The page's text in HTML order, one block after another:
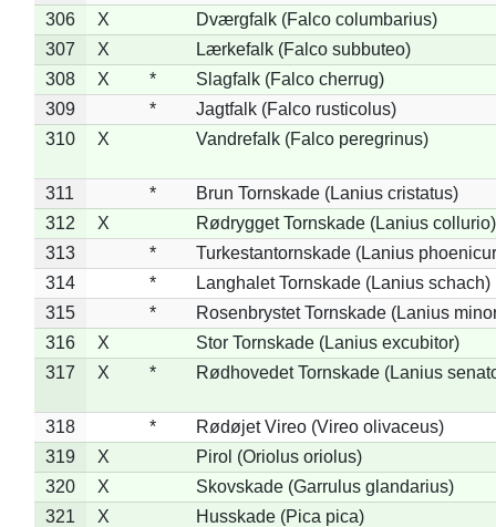
306
X
Dværgfalk (Falco columbarius)
307
X
Lærkefalk (Falco subbuteo)
308
X *
Slagfalk (Falco cherrug)
309
*
Jagtfalk (Falco rusticolus)
310
X Vandrefalk (Falco peregrinus)
311 *
Brun Tornskade (Lanius cristatus)
312
X
Rødrygget Tornskade (Lanius collurio)
313
*
Turkestantornskade (Lanius
314
*
Langhalet Tornskade (Lanius schach)
315
*
Rosenbrystet Tornskade (Lanius
316
X
Stor Tornskade (Lanius excubitor)
317
X * Rødhovedet Tornskade (Lanius
318 *
Rødøjet Vireo (Vireo olivaceus)
319
X
Pirol (Oriolus oriolus)
320
X
Skovskade (Garrulus glandarius)
321
X
Husskade (Pica pica)